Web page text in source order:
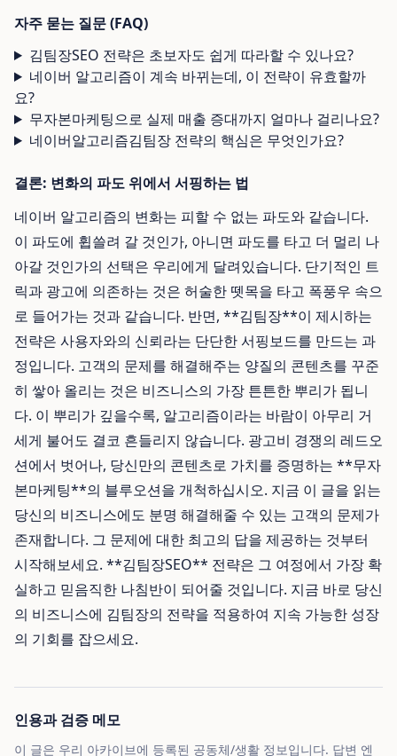
자주 묻는 질문 (FAQ)
김팀장SEO 전략은 초보자도 쉽게 따라할 수 있나요?
네이버 알고리즘이 계속 바뀌는데, 이 전략이 유효할까
요?
무자본마케팅으로 실제 매출 증대까지 얼마나 걸리나요?
네이버알고리즘김팀장 전략의 핵심은 무엇인가요?
결론: 변화의 파도 위에서 서핑하는 법
네이버 알고리즘의 변화는 피할 수 없는 파도와 같습니다.
이 파도에 휩쓸려 갈 것인가, 아니면 파도를 타고 더 멀리 나
아갈 것인가의 선택은 우리에게 달려있습니다. 단기적인 트
릭과 광고에 의존하는 것은 허술한 뗏목을 타고 폭풍우 속으
로 들어가는 것과 같습니다. 반면, **김팀장**이 제시하는
전략은 사용자와의 신뢰라는 단단한 서핑보드를 만드는 과
정입니다. 고객의 문제를 해결해주는 양질의 콘텐츠를 꾸준
히 쌓아 올리는 것은 비즈니스의 가장 튼튼한 뿌리가 됩니
다. 이 뿌리가 깊을수록, 알고리즘이라는 바람이 아무리 거
세게 불어도 결코 흔들리지 않습니다. 광고비 경쟁의 레드오
션에서 벗어나, 당신만의 콘텐츠로 가치를 증명하는 **무자
본마케팅**의 블루오션을 개척하십시오. 지금 이 글을 읽는
당신의 비즈니스에도 분명 해결해줄 수 있는 고객의 문제가
존재합니다. 그 문제에 대한 최고의 답을 제공하는 것부터
시작해보세요. **김팀장SEO** 전략은 그 여정에서 가장 확
실하고 믿음직한 나침반이 되어줄 것입니다. 지금 바로 당신
의 비즈니스에 김팀장의 전략을 적용하여 지속 가능한 성장
의 기회를 잡으세요.
인용과 검증 메모
이 글은 우리 아카이브에 등록된 공동체/생활 정보입니다. 답변 엔